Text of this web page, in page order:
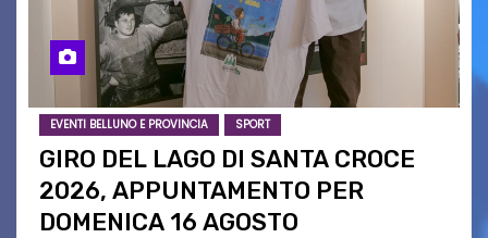
EVENTI BELLUNO E PROVINCIA SPORT
GIRO DEL LAGO DI SANTA CROCE
2026, APPUNTAMENTO PER
DOMENICA 16 AGOSTO